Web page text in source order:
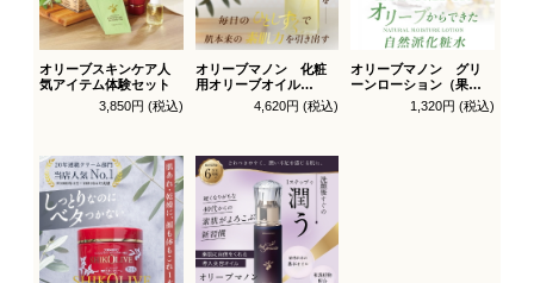
オリーブスキンケア人
気アイテム体験セット
3,850円 (税込)
オリーブマノン 化粧
用オリーブオイル
4,620円 (税込)
オリーブマノン グリ
ーンローション（果汁
1,320円 (税込)